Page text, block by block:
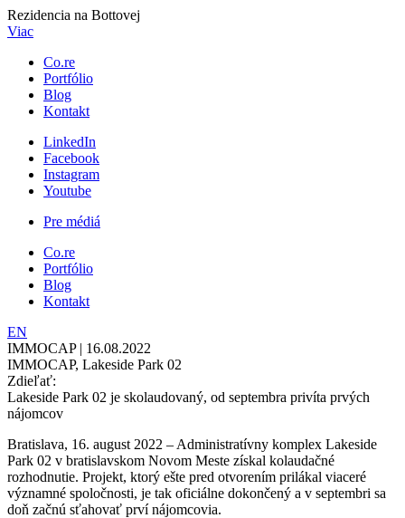
Rezidencia na Bottovej
Viac
Co.re
Portfólio
Blog
Kontakt
LinkedIn
Facebook
Instagram
Youtube
Pre médiá
Co.re
Portfólio
Blog
Kontakt
EN
IMMOCAP | 16.08.2022
IMMOCAP, Lakeside Park 02
Zdieľať:
Lakeside Park 02 je skolaudovaný, od septembra privíta prvých
nájomcov
Bratislava, 16. august 2022 – Administratívny komplex Lakeside
Park 02 v bratislavskom Novom Meste získal kolaudačné
rozhodnutie. Projekt, ktorý ešte pred otvorením prilákal viaceré
významné spoločnosti, je tak oficiálne dokončený a v septembri sa
doň začnú sťahovať prví nájomcovia.